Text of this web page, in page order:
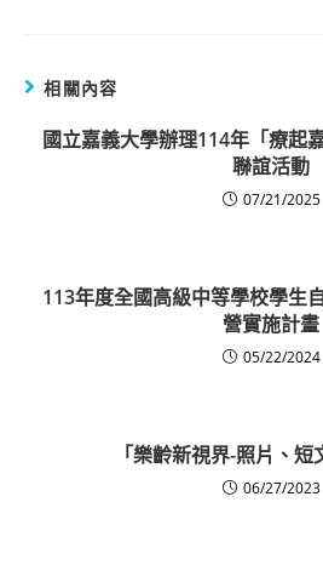
相關內容
國立嘉義大學辦理114年「療起
聯誼活動
07/21/2025
113年度全國高級中等學校學生
營實施計畫
05/22/2024
「樂齡新視界-照片、短
06/27/2023